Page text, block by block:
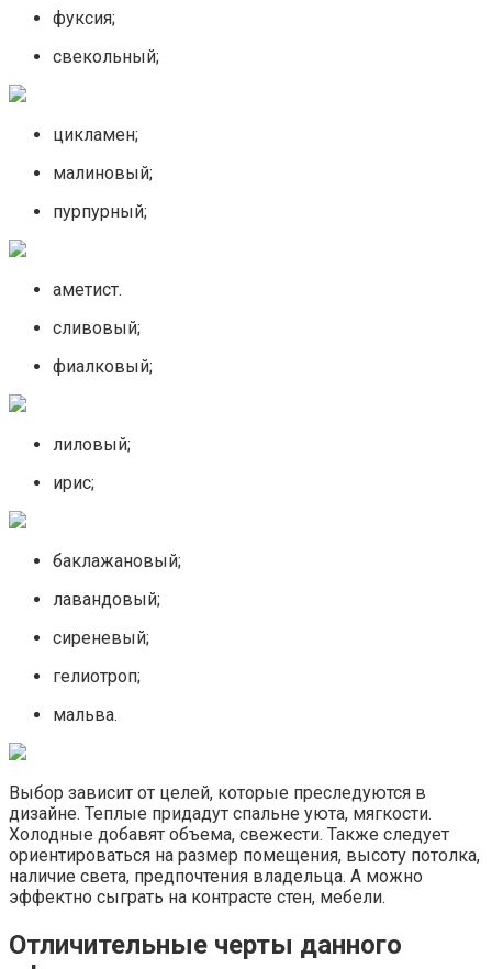
фуксия;
свекольный;
цикламен;
малиновый;
пурпурный;
аметист.
сливовый;
фиалковый;
лиловый;
ирис;
баклажановый;
лавандовый;
сиреневый;
гелиотроп;
мальва.
Выбор зависит от целей, которые преследуются в
дизайне. Теплые придадут спальне уюта, мягкости.
Холодные добавят объема, свежести. Также следует
ориентироваться на размер помещения, высоту потолка,
наличие света, предпочтения владельца. А можно
эффектно сыграть на контрасте стен, мебели.
Отличительные черты данного